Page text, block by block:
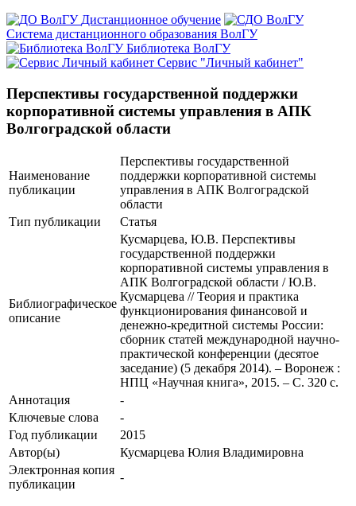
Дистанционное обучение
Система дистанционного образования ВолГУ
Библиотека ВолГУ
Сервис "Личный кабинет"
Перспективы государственной поддержки
корпоративной системы управления в АПК
Волгоградской области
Наименование
публикации
Перспективы государственной
поддержки корпоративной системы
управления в АПК Волгоградской
области
Тип публикации
Статья
Библиографическое
описание
Кусмарцева, Ю.В. Перспективы
государственной поддержки
корпоративной системы управления в
АПК Волгоградской области / Ю.В.
Кусмарцева // Теория и практика
функционирования финансовой и
денежно-кредитной системы России:
сборник статей международной научно-
практической конференции (десятое
заседание) (5 декабря 2014). – Воронеж :
НПЦ «Научная книга», 2015. – С. 320 c.
Аннотация
-
Ключевые cлова
-
Год публикации
2015
Автор(ы)
Кусмарцева Юлия Владимировна
Электронная копия
публикации
-